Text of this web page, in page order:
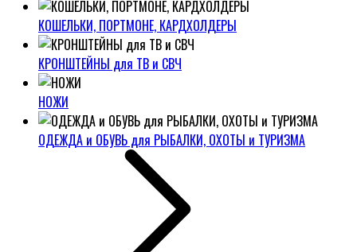
КОШЕЛЬКИ, ПОРТМОНЕ, КАРДХОЛДЕРЫ
КРОНШТЕЙНЫ для ТВ и СВЧ
НОЖИ
ОДЕЖДА и ОБУВЬ для РЫБАЛКИ, ОХОТЫ и ТУРИЗМА